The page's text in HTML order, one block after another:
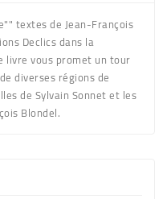
textes de Jean-François
Declics dans la
livre vous promet un tour
diverses régions de
de Sylvain Sonnet et les
Blondel.